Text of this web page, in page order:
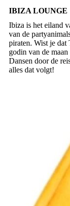
IBIZA LOUNGE
Ibiza is het eiland
van de
piraten. Wist je dat
godin van de
Dansen door de
alles dat volgt!